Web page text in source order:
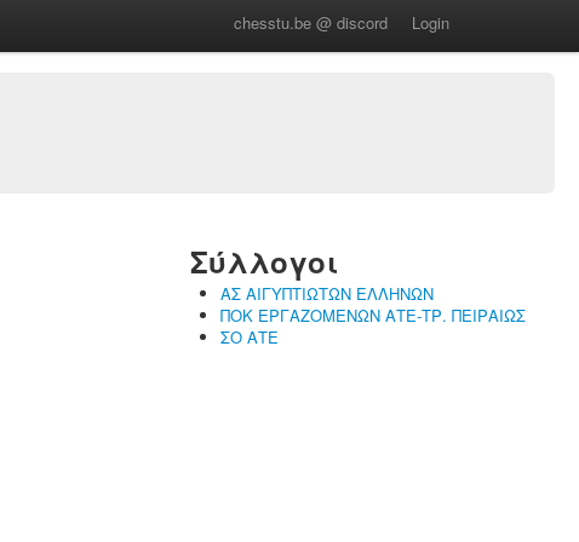
chesstu.be @ discord Login
Σύλλογοι
ΑΣ ΑΙΓΥΠΤΙΩΤΩΝ ΕΛΛΗΝΩΝ
ΠΟΚ ΕΡΓΑΖΟΜΕΝΩΝ ΑΤΕ-ΤΡ. ΠΕΙΡΑΙΩΣ
ΣΟ ΑΤΕ